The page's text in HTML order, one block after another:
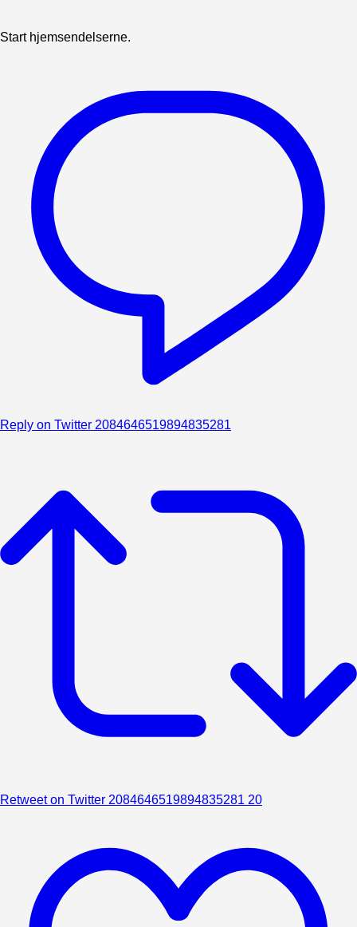
Start hjemsendelserne.
Reply on Twitter 2084646519894835281
Retweet on Twitter 2084646519894835281 20